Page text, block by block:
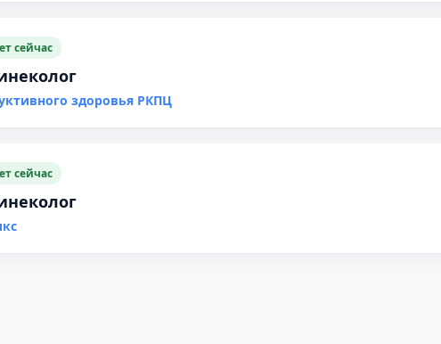
сейчас
здоровья РКПЦ
сейчас